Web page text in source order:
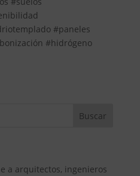
#paneles
#hidrógeno
a arquitectos, ingenieros